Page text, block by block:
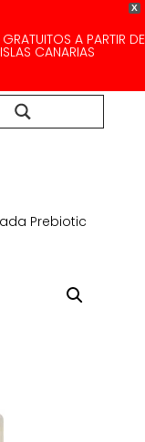
X
A PARTIR DE
CANARIAS
Prebiotic